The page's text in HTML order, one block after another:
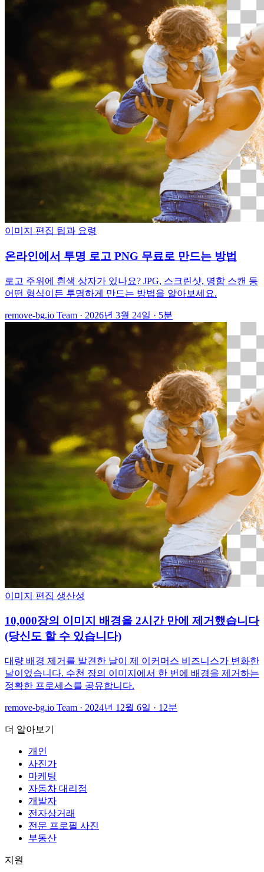
이미지 편집 팁과 요령
온라인에서 투명 로고 PNG 무료로 만드는 방법
로고 주위에 흰색 상자가 있나요? JPG, 스크린샷, 명함 스캔 등
어떤 형식이든 투명하게 만드는 방법을 알아보세요.
remove-bg.io Team · 2026년 3월 24일 · 5분
이미지 편집 생산성
10,000장의 이미지 배경을 2시간 만에 제거했습니다
(당신도 할 수 있습니다)
대량 배경 제거를 발견한 날이 제 이커머스 비즈니스가 변화한
날이었습니다. 수천 장의 이미지에서 한 번에 배경을 제거하는
정확한 프로세스를 공유합니다.
remove-bg.io Team · 2024년 12월 6일 · 12분
더 알아보기
개인
사진가
마케팅
자동차 대리점
개발자
전자상거래
전문 프로필 사진
부동산
지원